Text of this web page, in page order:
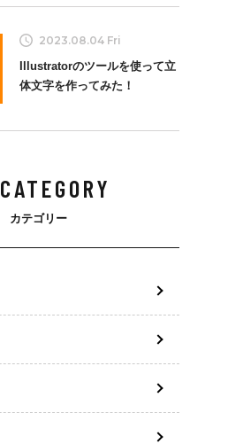
2023.08.04 Fri
Illustratorのツールを使って立
体文字を作ってみた！
CATEGORY
カテゴリー